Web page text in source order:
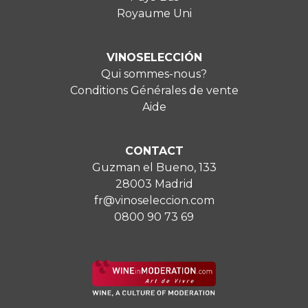
Royaume Uni
VINOSELECCIÓN
Qui sommes-nous?
Conditions Générales de vente
Aide
CONTACT
Guzman el Bueno, 133
28003 Madrid
fr@vinoseleccion.com
0800 90 73 69